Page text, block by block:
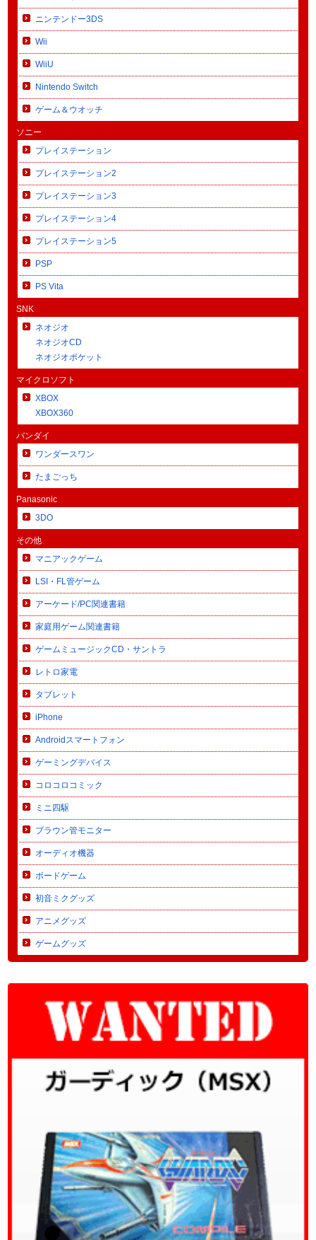
ニンテンドー3DS
Wii
WiiU
Nintendo Switch
ゲーム＆ウオッチ
ソニー
プレイステーション
プレイステーション2
プレイステーション3
プレイステーション4
プレイステーション5
PSP
PS Vita
SNK
ネオジオ
ネオジオCD
ネオジオポケット
マイクロソフト
XBOX
XBOX360
バンダイ
ワンダースワン
たまごっち
Panasonic
3DO
その他
マニアックゲーム
LSI・FL管ゲーム
アーケード/PC関連書籍
家庭用ゲーム関連書籍
ゲームミュージックCD・サントラ
レトロ家電
タブレット
iPhone
Androidスマートフォン
ゲーミングデバイス
コロコロコミック
ミニ四駆
ブラウン管モニター
オーディオ機器
ボードゲーム
初音ミクグッズ
アニメグッズ
ゲームグッズ